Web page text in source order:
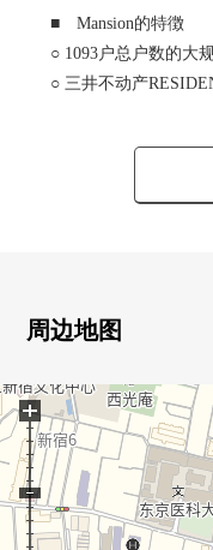
■ Mansion的特徴
○ 1093户总户数的大
○ 三井不动产
○ 充实的安全系统：
○ 在各层垃圾场地有
○ 在外出的情况下，
0 75.74平米/3LDK，
○ 约11.6张塌塌米客厅
0 在wide span的阳台
0 在南侧，能希望新
○ 客厅、门口有储藏
○ 1418尺寸的宽松的
周边地图
+